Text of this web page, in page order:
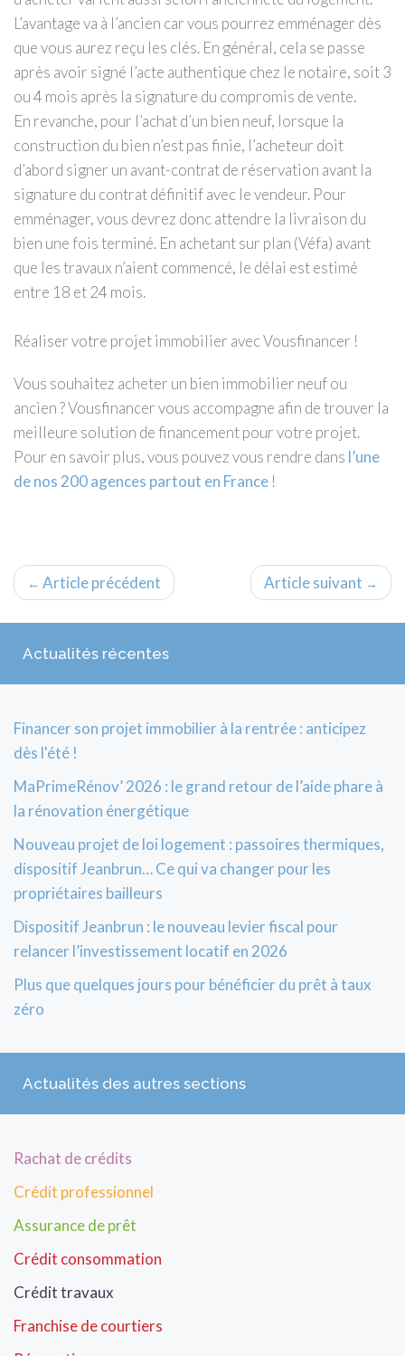
L’avantage va à l’ancien car vous pourrez emménager dès
que vous aurez reçu les clés. En général, cela se passe
après avoir signé l’acte authentique chez le notaire, soit 3
ou 4 mois après la signature du compromis de vente.
En revanche, pour l’achat d’un bien neuf, lorsque la
construction du bien n’est pas finie, l’acheteur doit
d’abord signer un avant-contrat de réservation avant la
signature du contrat définitif avec le vendeur. Pour
emménager, vous devrez donc attendre la livraison du
bien une fois terminé. En achetant sur plan (Véfa) avant
que les travaux n’aient commencé, le délai est estimé
entre 18 et 24 mois.
Réaliser votre projet immobilier avec Vousfinancer !
Vous souhaitez acheter un bien immobilier neuf ou
ancien ? Vousfinancer vous accompagne afin de trouver la
meilleure solution de financement pour votre projet.
Pour en savoir plus, vous pouvez vous rendre dans l’une
de nos 200 agences partout en France !
← Article précédent Article suivant →
Actualités récentes
Financer son projet immobilier à la rentrée : anticipez
dès l'été !
MaPrimeRénov’ 2026 : le grand retour de l’aide phare à
la rénovation énergétique
Nouveau projet de loi logement : passoires thermiques,
dispositif Jeanbrun… Ce qui va changer pour les
propriétaires bailleurs
Dispositif Jeanbrun : le nouveau levier fiscal pour
relancer l’investissement locatif en 2026
Plus que quelques jours pour bénéficier du prêt à taux
zéro
Actualités des autres sections
Rachat de crédits
Crédit professionnel
Assurance de prêt
Crédit consommation
Crédit travaux
Franchise de courtiers